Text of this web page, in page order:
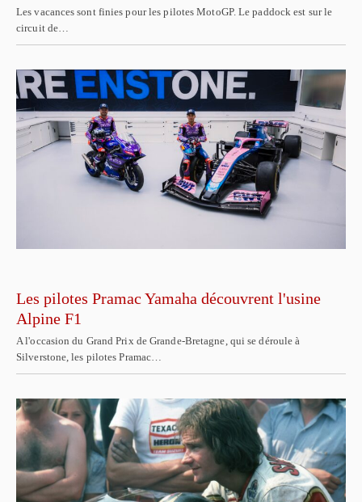
Les vacances sont finies pour les pilotes MotoGP. Le paddock est sur le
circuit de…
Les pilotes Pramac Yamaha découvrent l'usine
Alpine F1
A l'occasion du Grand Prix de Grande-Bretagne, qui se déroule à
Silverstone, les pilotes Pramac…